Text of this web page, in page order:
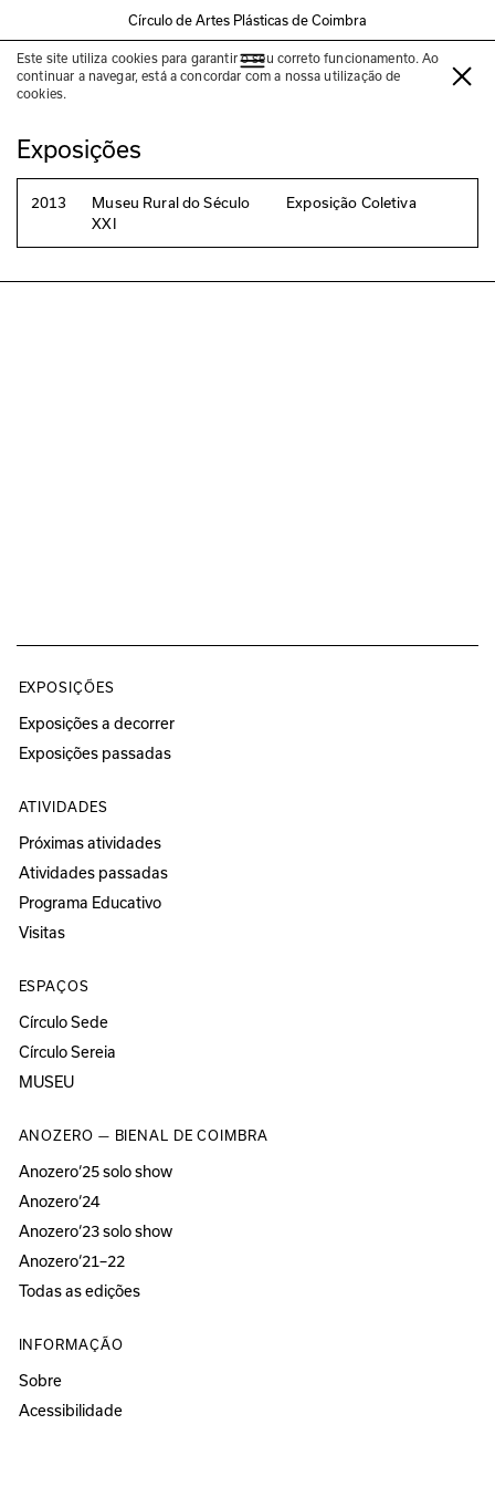
Círculo de Artes Plásticas de Coimbra
Este site utiliza cookies para garantir o seu correto funcionamento. Ao
continuar a navegar, está a concordar com a nossa utilização de
cookies.
Cristina Rodrigues
Exposições
2013
Museu Rural do Século
XXI
Exposição Coletiva
EXPOSIÇÕES
Exposições a decorrer
Exposições passadas
ATIVIDADES
Próximas atividades
Atividades passadas
Programa Educativo
Visitas
ESPAÇOS
Círculo Sede
Círculo Sereia
MUSEU
ANOZERO — BIENAL DE COIMBRA
Anozero‘25 solo show
Anozero‘24
Anozero‘23 solo show
Anozero‘21–22
Todas as edições
INFORMAÇÃO
Sobre
Acessibilidade